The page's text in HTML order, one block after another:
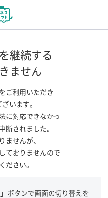
継続する
ません
ご利用いただき
います。
に対応できなかっ
断されました。
ませんが、
ておりませんので
ださい。
ボタンで画面の切り替えを